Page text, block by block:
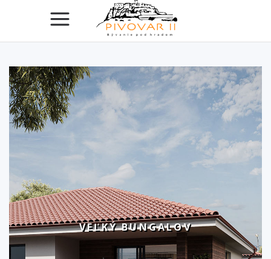
VEĽKÝ BUNGALOV